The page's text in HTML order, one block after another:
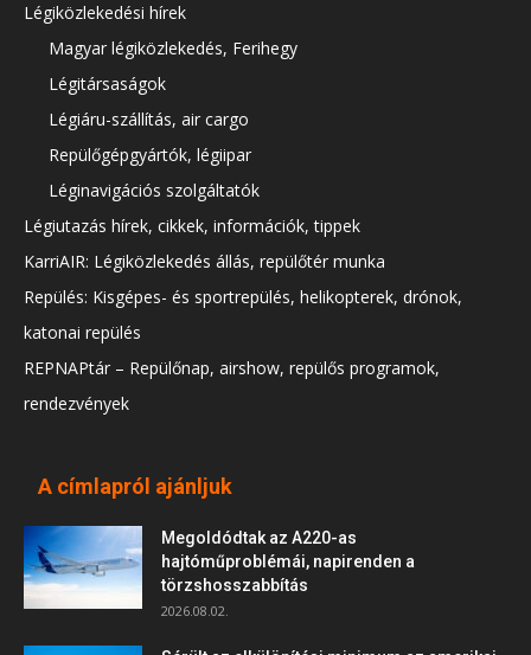
Légiközlekedési hírek
Magyar légiközlekedés, Ferihegy
Légitársaságok
Légiáru-szállítás, air cargo
Repülőgépgyártók, légiipar
Léginavigációs szolgáltatók
Légiutazás hírek, cikkek, információk, tippek
KarriAIR: Légiközlekedés állás, repülőtér munka
Repülés: Kisgépes- és sportrepülés, helikopterek, drónok,
katonai repülés
REPNAPtár – Repülőnap, airshow, repülős programok,
rendezvények
A címlapról ajánljuk
Megoldódtak az A220-as
hajtóműproblémái, napirenden a
törzshosszabbítás
2026.08.02.